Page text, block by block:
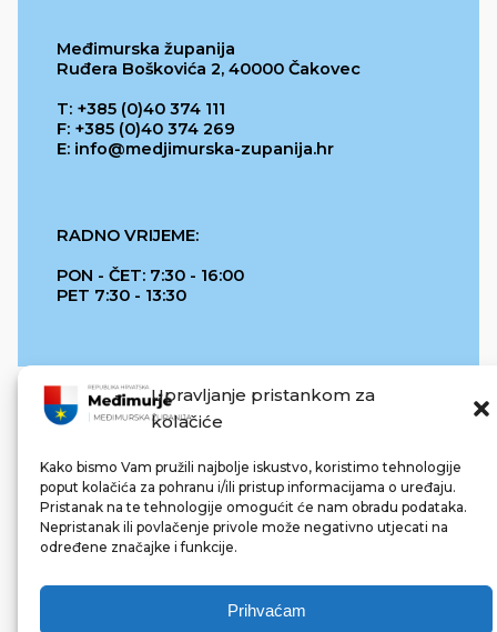
Upravljanje pristankom za
kolačiće
Kako bismo Vam pružili najbolje iskustvo, koristimo tehnologije
poput kolačića za pohranu i/ili pristup informacijama o uređaju.
Pristanak na te tehnologije omogućit će nam obradu podataka.
Nepristanak ili povlačenje privole može negativno utjecati na
određene značajke i funkcije.
Prihvaćam
Međimurska županija
Ruđera Boškovića 2, 40000 Čakovec
T: +385 (0)40 374 111
F: +385 (0)40 374 269
E: info@medjimurska-zupanija.hr
RADNO VRIJEME:
PON - ČET: 7:30 - 16:00
PET 7:30 - 13:30
REPUBLIKA HRVATSKA